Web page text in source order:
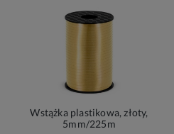
Wstążka plastikowa, złoty,
5mm/225m